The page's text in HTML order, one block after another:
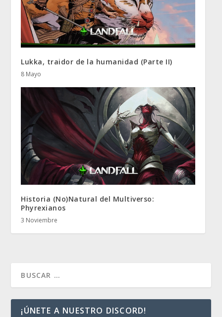
Lukka, traidor de la humanidad (Parte II)
8 Mayo
Historia (No)Natural del Multiverso:
Phyrexianos
3 Noviembre
¡ÚNETE A NUESTRO DISCORD!